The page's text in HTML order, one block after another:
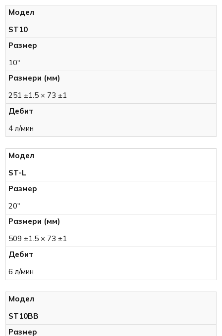
ST10
10"
251 ±1.5 × 73 ±1
4 л/мин
ST-L
20"
509 ±1.5 × 73 ±1
6 л/мин
ST10BB